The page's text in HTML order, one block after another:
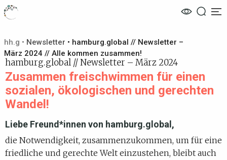
hh.g • Newsletter • hamburg.global // Newsletter –
März 2024 // Alle kommen zusammen!
hamburg.global // Newsletter – März 2024
Zusammen freischwimmen für einen
sozialen, ökologischen und gerechten
Wandel!
Liebe Freund*innen von hamburg.global,
die Notwendigkeit, zusammenzukommen, um für eine
friedliche und gerechte Welt einzustehen, bleibt auch